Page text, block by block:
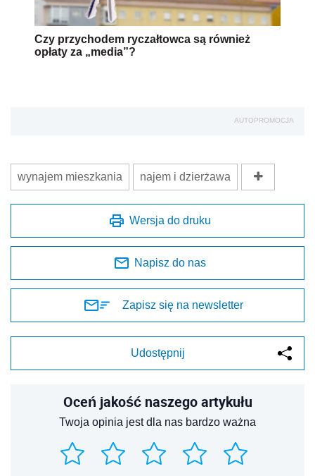
Czy przychodem ryczałtowca są również
opłaty za „media”?
AUTOPROMOCJA
wynajem mieszkania najem i dzierżawa
Wersja do druku
Napisz do nas
Zapisz się na newsletter
Udostępnij
Oceń jakość naszego artykułu
Twoja opinia jest dla nas bardzo ważna